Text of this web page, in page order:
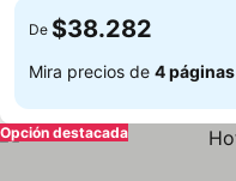
De $38.282
Mira precios de 4 páginas
Opción destacada